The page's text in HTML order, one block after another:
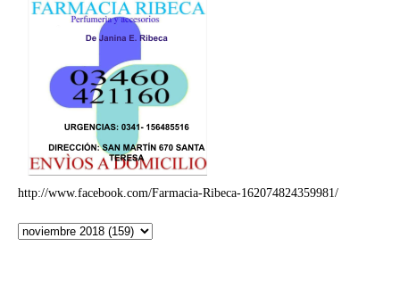
http://www.facebook.com/Farmacia-Ribeca-162074824359981/